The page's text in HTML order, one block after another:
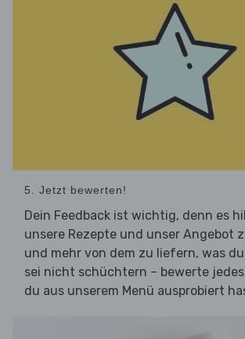
5. Jetzt bewerten!
Dein Feedback ist wichtig, denn es
unsere Rezepte und unser Angebot
und mehr von dem zu liefern, was
sei nicht schüchtern – bewerte
du aus unserem Menü ausprobiert